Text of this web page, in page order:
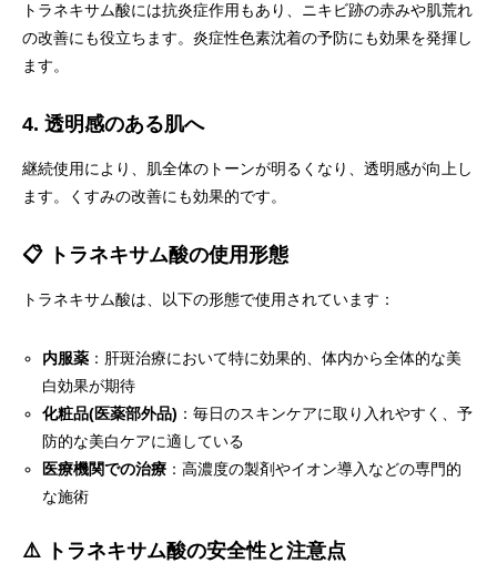
トラネキサム酸には抗炎症作用もあり、ニキビ跡の赤みや肌荒れ
の改善にも役立ちます。炎症性色素沈着の予防にも効果を発揮し
ます。
4. 透明感のある肌へ
継続使用により、肌全体のトーンが明るくなり、透明感が向上し
ます。くすみの改善にも効果的です。
📋 トラネキサム酸の使用形態
トラネキサム酸は、以下の形態で使用されています：
内服薬 ：肝斑治療において特に効果的、体内から全体的な美
白効果が期待
化粧品(医薬部外品) ：毎日のスキンケアに取り入れやすく、予
防的な美白ケアに適している
医療機関での治療 ：高濃度の製剤やイオン導入などの専門的
な施術
⚠️ トラネキサム酸の安全性と注意点